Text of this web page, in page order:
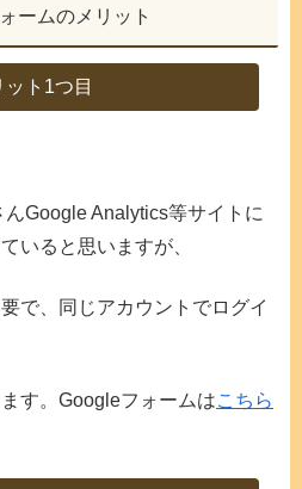
ームのメリット
ト1つ目
Google Analytics等サイトに
いると思いますが、
で、同じアカウントでログイ
す。Googleフォームはこちら